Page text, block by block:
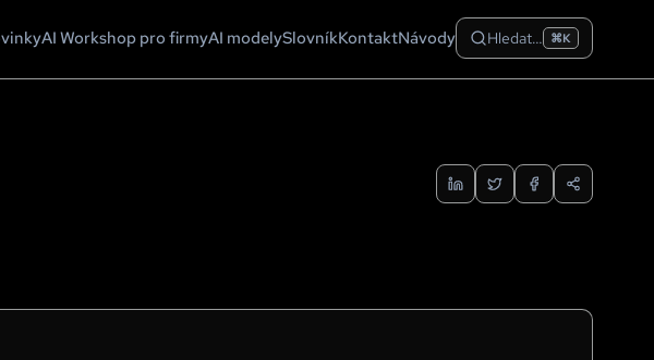
AI Workshop pro firmyAI modelySlovníkKontaktNávody Hledat… ⌘K